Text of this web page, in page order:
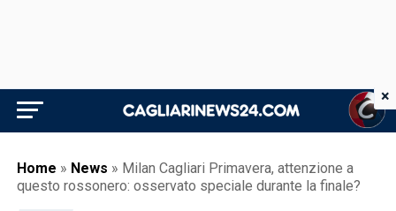
Home » News » Milan Cagliari Primavera, attenzione a
questo rossonero: osservato speciale durante la finale?
×